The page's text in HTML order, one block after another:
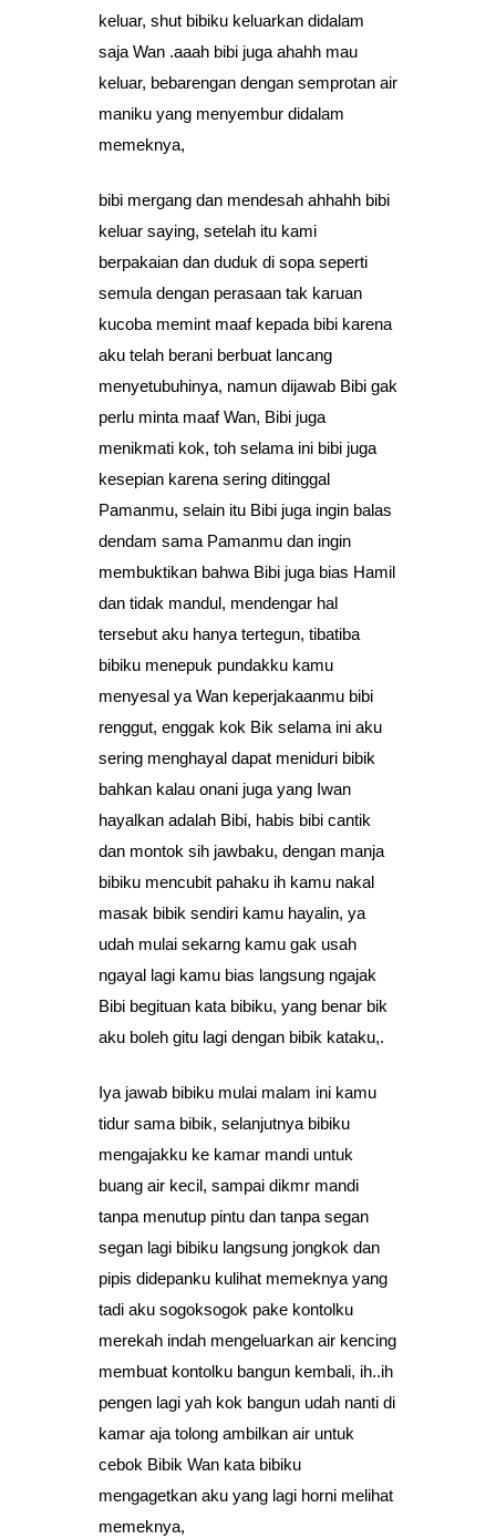
keluar, shut bibiku keluarkan didalam
saja Wan .aaah bibi juga ahahh mau
keluar, bebarengan dengan semprotan air
maniku yang menyembur didalam
memeknya,
bibi mergang dan mendesah ahhahh bibi
keluar saying, setelah itu kami
berpakaian dan duduk di sopa seperti
semula dengan perasaan tak karuan
kucoba memint maaf kepada bibi karena
aku telah berani berbuat lancang
menyetubuhinya, namun dijawab Bibi gak
perlu minta maaf Wan, Bibi juga
menikmati kok, toh selama ini bibi juga
kesepian karena sering ditinggal
Pamanmu, selain itu Bibi juga ingin balas
dendam sama Pamanmu dan ingin
membuktikan bahwa Bibi juga bias Hamil
dan tidak mandul, mendengar hal
tersebut aku hanya tertegun, tibatiba
bibiku menepuk pundakku kamu
menyesal ya Wan keperjakaanmu bibi
renggut, enggak kok Bik selama ini aku
sering menghayal dapat meniduri bibik
bahkan kalau onani juga yang Iwan
hayalkan adalah Bibi, habis bibi cantik
dan montok sih jawbaku, dengan manja
bibiku mencubit pahaku ih kamu nakal
masak bibik sendiri kamu hayalin, ya
udah mulai sekarng kamu gak usah
ngayal lagi kamu bias langsung ngajak
Bibi begituan kata bibiku, yang benar bik
aku boleh gitu lagi dengan bibik kataku,.
Iya jawab bibiku mulai malam ini kamu
tidur sama bibik, selanjutnya bibiku
mengajakku ke kamar mandi untuk
buang air kecil, sampai dikmr mandi
tanpa menutup pintu dan tanpa segan
segan lagi bibiku langsung jongkok dan
pipis didepanku kulihat memeknya yang
tadi aku sogoksogok pake kontolku
merekah indah mengeluarkan air kencing
membuat kontolku bangun kembali, ih..ih
pengen lagi yah kok bangun udah nanti di
kamar aja tolong ambilkan air untuk
cebok Bibik Wan kata bibiku
mengagetkan aku yang lagi horni melihat
memeknya,